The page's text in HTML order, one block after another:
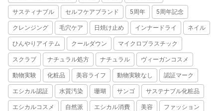
サスティナブル セルフケアブランド 5周年 5周年記念
クレンジング 毛穴ケア 日焼け止め インナードライ ネイル
ひんやりアイテム クールダウン マイクロプラスチック
スクラブ ナチュラル処方 ナチュラル ヴィーガンコスメ
動物実験 化粧品 美容ライフ 動物実験なし 認証マーク
エシカル認証 水質汚染 珊瑚 サンゴ サステナブル化粧品
エシカルコスメ 自然派 エシカル消費 美容 ファッション